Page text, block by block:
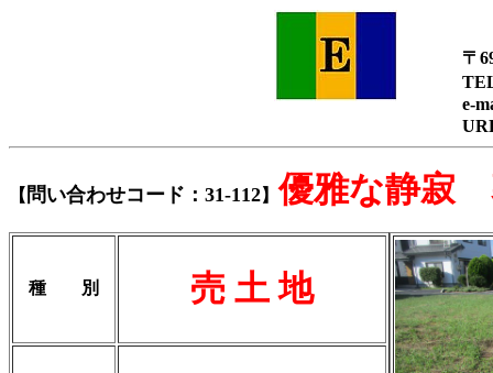
〒
【 問い合わせコード：31-112】優雅な静寂
種 別 売 土 地